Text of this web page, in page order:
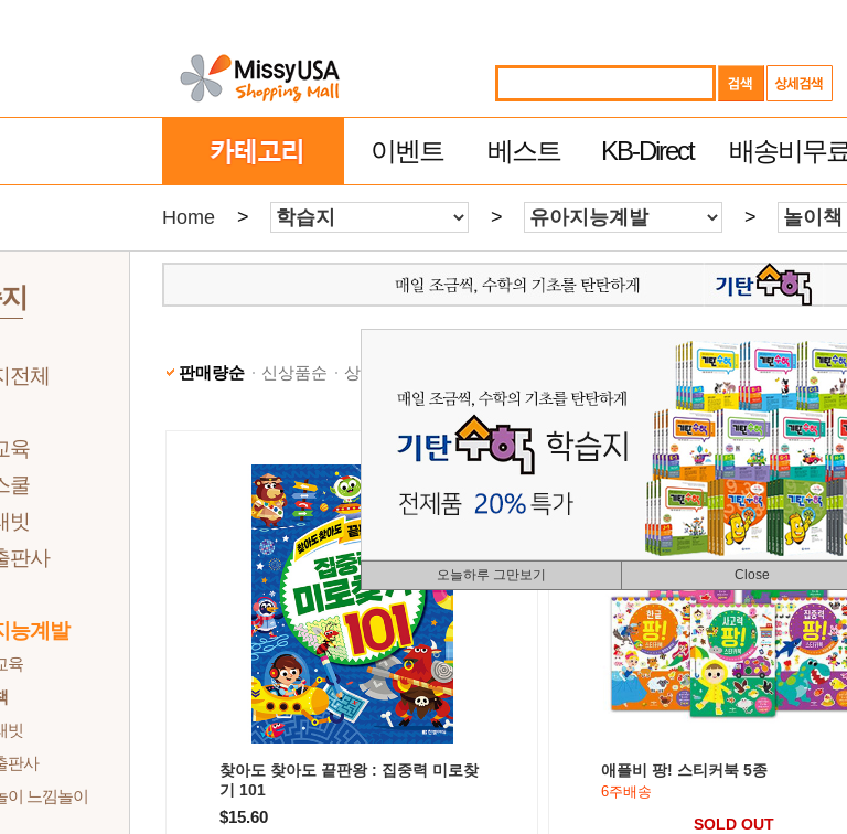
이벤트 베스트 KB-Direct 배송비무료
Home > > >
전체
육
쿨
빗
판사
능계발
육
빗
판사
이 느낌놀이
오늘하루 그만보기 Close
판매량순 신상품순 상품명순 제품평 많은순 빠른 배송순
찾아도 찾아도 끝판왕 : 집중력 미로찾
기 101
$15.60
학습지 $50 이상 무료배송
애플비 팡! 스티커북 5종
6주배송
SOLD OUT